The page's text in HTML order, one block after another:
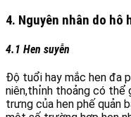
4. Nguyên nhân do hô
4.1 Hen suyễn
Độ tuổi hay mắc hen đa
niên,thỉnh thoảng có thể
trưng của hen phế quản